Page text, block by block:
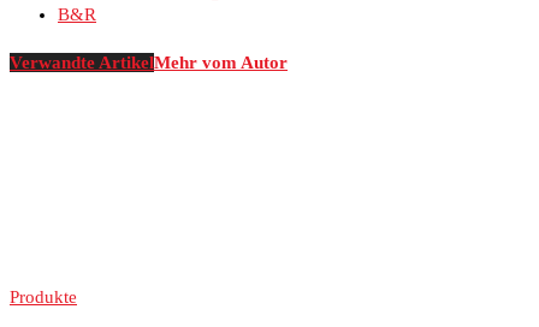
B&R
Verwandte ArtikelMehr vom Autor
Produkte